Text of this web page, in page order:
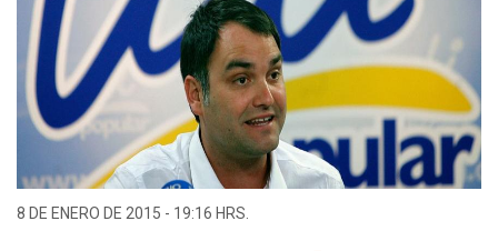
8 DE ENERO DE 2015 - 19:16 HRS.